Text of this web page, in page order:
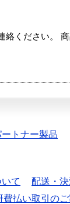
ください。
ートナー製品
て 配送・
払い取引の